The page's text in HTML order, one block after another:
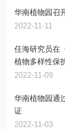
华南植物园召
2022-11-11
任海研究员在
植物多样性保
2022-11-09
华南植物园通
证
2022-11-03